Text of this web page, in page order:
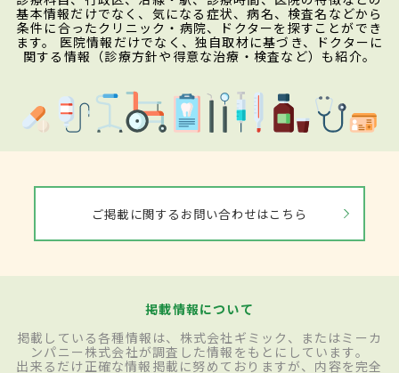
基本情報だけでなく、気になる症状、病名、検査名などから
条件に合ったクリニック・病院、ドクターを探すことができ
ます。 医院情報だけでなく、独自取材に基づき、ドクターに
関する情報（診療方針や得意な治療・検査など）も紹介。
ご掲載に関するお問い合わせはこちら
掲載情報について
掲載している各種情報は、株式会社ギミック、またはミーカ
ンパニー株式会社が調査した情報をもとにしています。
出来るだけ正確な情報掲載に努めておりますが、内容を完全